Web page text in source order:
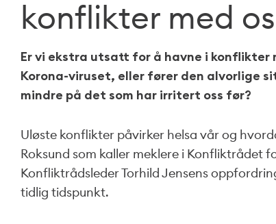
konflikter med
Er vi ekstra utsatt for å havne i konflikter
Korona-viruset, eller fører den alvorlige
mindre på det som har irritert oss før?
Uløste konflikter påvirker helsa vår og
Roksund som kaller meklere i Konfliktrådet
Konfliktrådsleder Torhild Jensens
tidlig tidspunkt.